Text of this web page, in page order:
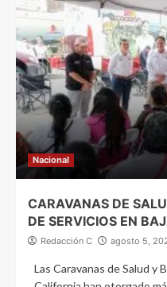
Nacional
CARAVANAS DE
DE SERVICIOS EN
Redacción C agosto 5,
Las Caravanas de Salud y